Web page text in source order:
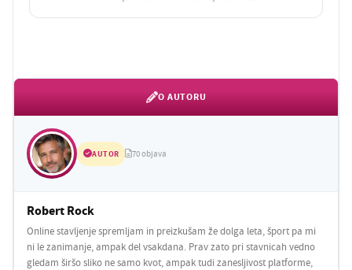
O AUTORU
AUTOR 70 objava
Robert Rock
Online stavljenje spremljam in preizkušam že dolga leta, šport pa mi
ni le zanimanje, ampak del vsakdana. Prav zato pri stavnicah vedno
gledam širšo sliko ne samo kvot, ampak tudi zanesljivost platforme,